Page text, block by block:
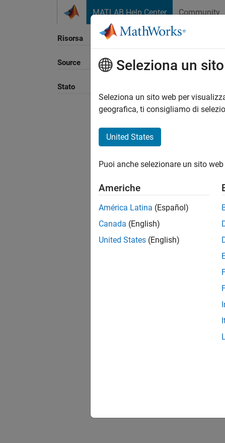
MATLAB Help Center Community
Risorsa
Source
Stato
Seleziona un
Seleziona un sito web per
geografica, ti consigliamo di
United States
Puoi anche selezionare un sito
Americhe
América Latina (Español)
Canada (English)
United States (English)